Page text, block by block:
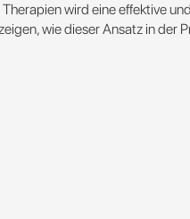
wird eine effektive und
wie dieser Ansatz in der